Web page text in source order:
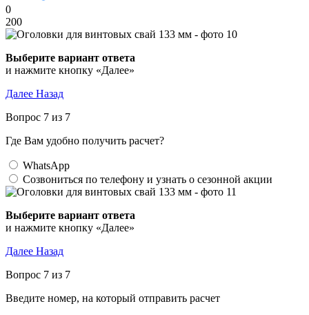
0
200
Выберите вариант ответа
и нажмите кнопку «Далее»
Далее Назад
Вопрос 7 из 7
Где Вам удобно получить расчет?
WhatsApp
Созвониться по телефону и узнать о сезонной акции
Выберите вариант ответа
и нажмите кнопку «Далее»
Далее Назад
Вопрос 7 из 7
Введите номер, на который отправить расчет